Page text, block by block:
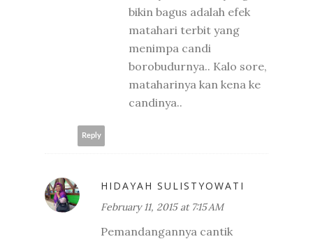
bikin bagus adalah efek
matahari terbit yang
menimpa candi
borobudurnya.. Kalo sore,
mataharinya kan kena ke
candinya..
Reply
HIDAYAH SULISTYOWATI
February 11, 2015 at 7:15 AM
Pemandangannya cantik